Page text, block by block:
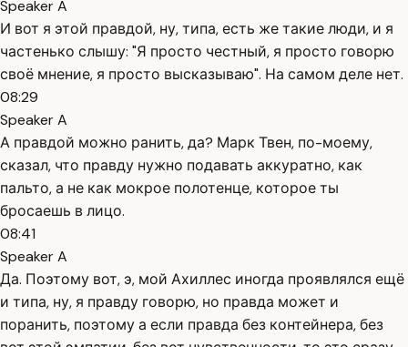
Speaker A
И вот я этой правдой, ну, типа, есть же такие люди, и я
частенько слышу: "Я просто честный, я просто говорю
своё мнение, я просто высказываю". На самом деле нет.
08:29
Speaker A
А правдой можно ранить, да? Марк Твен, по-моему,
сказал, что правду нужно подавать аккуратно, как
пальто, а не как мокрое полотенце, которое ты
бросаешь в лицо.
08:41
Speaker A
Да. Поэтому вот, э, мой Ахиллес иногда проявлялся ещё
и типа, ну, я правду говорю, но правда может и
поранить, поэтому а если правда без контейнера, без